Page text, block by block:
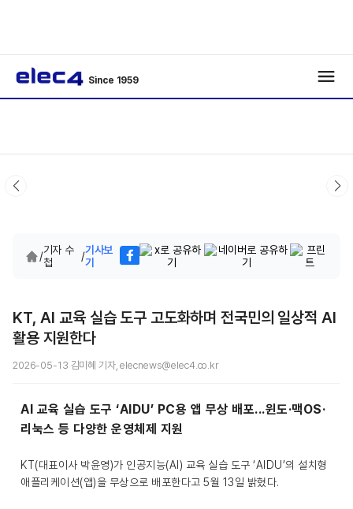
Since 1959
/기자 수
첩
/기사보
기
KT, AI 교육 실습 도구 고도화하며 전국민의 일상적 AI
활용 지원한다
2026-05-13 김미혜 기자, elecnews@elec4.co.kr
AI 교육 실습 도구 ‘AIDU’ PC용 앱 무상 배포...윈도·맥OS·
리눅스 등 다양한 운영체제 지원
KT(대표이사 박윤영)가 인공지능(AI) 교육 실습 도구 ‘AIDU’의 설치형
애플리케이션(앱)을 무상으로 배포한다고 5월 13일 밝혔다.